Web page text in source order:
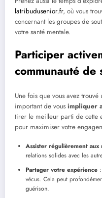
latribudusenior.fr, où vous
concernant les groupes de
votre santé mentale.
Participer
communauté de
Une fois que vous avez
important de vous impliquer
tirer le meilleur parti de cette
pour maximiser votre
Assister régulièrement aux
relations solides avec les
Partager votre expérience
vécus. Cela peut
guérison.